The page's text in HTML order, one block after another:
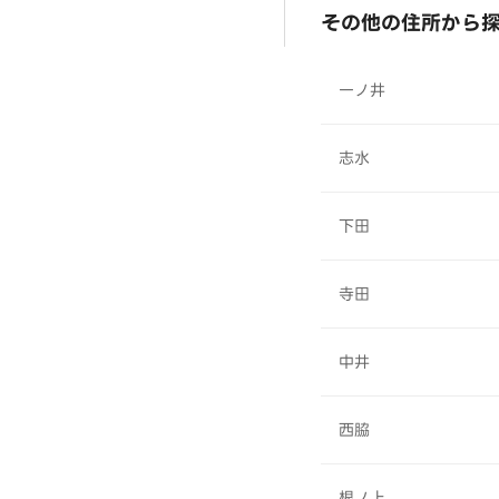
その他の住所から
一ノ井
志水
下田
寺田
中井
西脇